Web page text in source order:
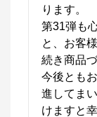
ります。
第31弾も
と、お客
続き商品
今後とも
進してま
けますと